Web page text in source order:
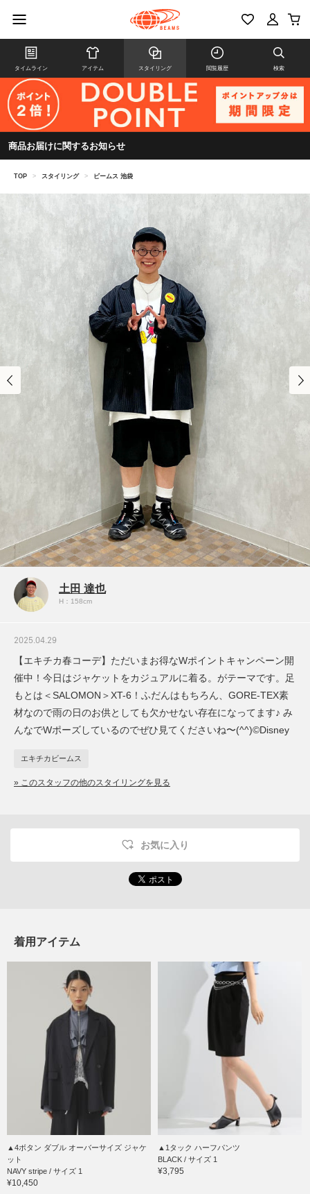
タイムライン アイテム スタイリング 閲覧履歴 検索
商品お届けに関するお知らせ
TOP > スタイリング > ビームス 池袋
土田 達也
H：158cm
2025.04.29
【エキチカ春コーデ】ただいまお得なWポイントキャンペーン開
催中！今日はジャケットをカジュアルに着る。がテーマです。足
もとは＜SALOMON＞XT-6！ふだんはもちろん、GORE-TEX素
材なので雨の日のお供としても欠かせない存在になってます♪ み
んなでWポーズしているのでぜひ見てくださいね〜(^^)©︎Disney
エキチカビームス
» このスタッフの他のスタイリングを見る
お気に入り
着用アイテム
▲4ボタン ダブル オーバーサイズ ジャケ
ット
NAVY stripe / サイズ 1
¥10,450
▲1タック ハーフパンツ
BLACK / サイズ 1
¥3,795